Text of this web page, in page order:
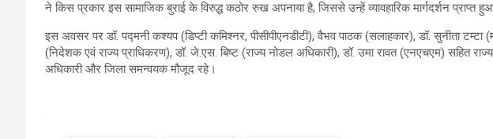
ने किस प्रकार इस सामाजिक बुराई के विरुद्ध कठोर रुख अपनाया है, जिससे उन्हें व्यावहारिक मार्गदर्शन प्राप्त
इस अवसर पर डॉ. पद्मनी कश्यप (डिप्टी कमिश्नर, पीसीपीएनडीटी), वैभव पाठक (सलाहकार), डॉ. सुनीता टम्टा
(निदेशक एवं राज्य प्राधिकरण), डॉ. जे.एस. बिष्ट (राज्य नोडल अधिकारी), डॉ. उमा रावत (एनएचएम) सहित
अधिकारी और जिला समन्वयक मौजूद रहे।